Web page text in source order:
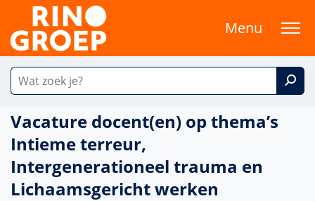
Menu
Vacature docent(en) op thema’s
Intieme terreur,
Intergenerationeel trauma en
Lichaamsgericht werken